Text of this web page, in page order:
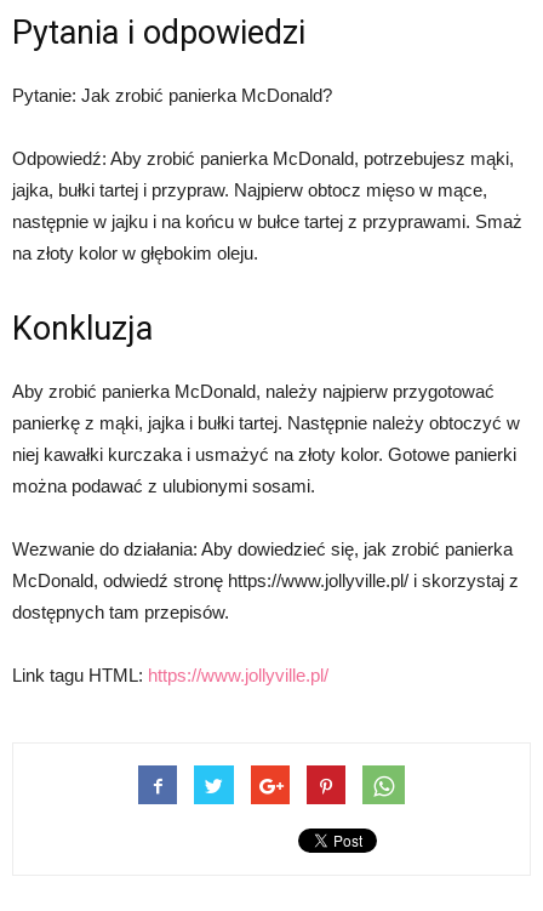
Pytania i odpowiedzi
Pytanie: Jak zrobić panierka McDonald?
Odpowiedź: Aby zrobić panierka McDonald, potrzebujesz mąki,
jajka, bułki tartej i przypraw. Najpierw obtocz mięso w mące,
następnie w jajku i na końcu w bułce tartej z przyprawami. Smaż
na złoty kolor w głębokim oleju.
Konkluzja
Aby zrobić panierka McDonald, należy najpierw przygotować
panierkę z mąki, jajka i bułki tartej. Następnie należy obtoczyć w
niej kawałki kurczaka i usmażyć na złoty kolor. Gotowe panierki
można podawać z ulubionymi sosami.
Wezwanie do działania: Aby dowiedzieć się, jak zrobić panierka
McDonald, odwiedź stronę https://www.jollyville.pl/ i skorzystaj z
dostępnych tam przepisów.
Link tagu HTML: https://www.jollyville.pl/